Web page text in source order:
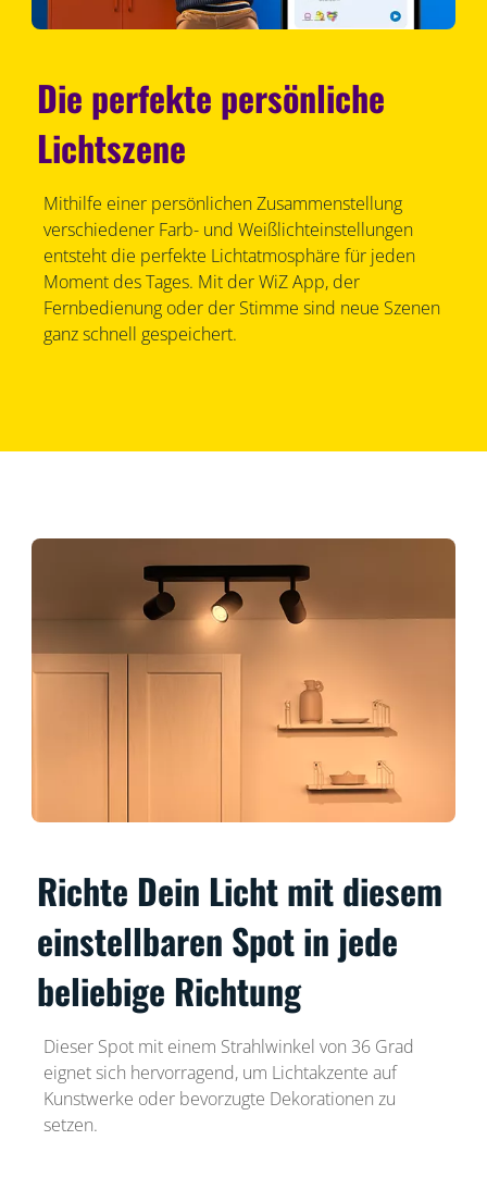
Die perfekte persönliche
Lichtszene
Mithilfe einer persönlichen Zusammenstellung
verschiedener Farb- und Weißlichteinstellungen
entsteht die perfekte Lichtatmosphäre für jeden
Moment des Tages. Mit der WiZ App, der
Fernbedienung oder der Stimme sind neue Szenen
ganz schnell gespeichert.
Richte Dein Licht mit diesem
einstellbaren Spot in jede
beliebige Richtung
Dieser Spot mit einem Strahlwinkel von 36 Grad
eignet sich hervorragend, um Lichtakzente auf
Kunstwerke oder bevorzugte Dekorationen zu
setzen.